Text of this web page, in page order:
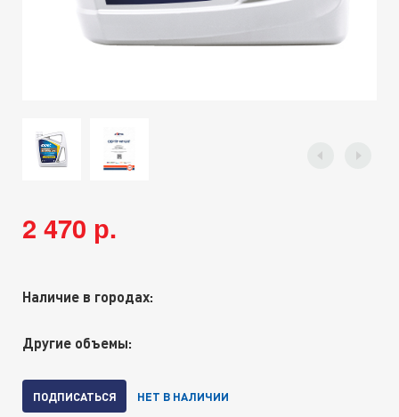
2 470 р.
Наличие в городах:
Другие объемы:
ПОДПИСАТЬСЯ НЕТ В НАЛИЧИИ